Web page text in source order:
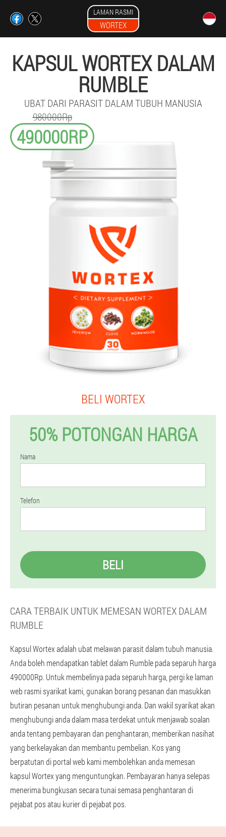
LAMAN RASMI
WORTEX
KAPSUL WORTEX DALAM
RUMBLE
UBAT DARI PARASIT DALAM TUBUH MANUSIA
980000Rp
490000RP
BELI WORTEX
50% POTONGAN HARGA
Nama
Telefon
BELI
CARA TERBAIK UNTUK MEMESAN WORTEX DALAM
RUMBLE
Kapsul Wortex adalah ubat melawan parasit dalam tubuh manusia.
Anda boleh mendapatkan tablet dalam Rumble pada separuh harga
490000Rp. Untuk membelinya pada separuh harga, pergi ke laman
web rasmi syarikat kami, gunakan borang pesanan dan masukkan
butiran pesanan untuk menghubungi anda. Dan wakil syarikat akan
menghubungi anda dalam masa terdekat untuk menjawab soalan
anda tentang pembayaran dan penghantaran, memberikan nasihat
yang berkelayakan dan membantu pembelian. Kos yang
berpatutan di portal web kami membolehkan anda memesan
kapsul Wortex yang menguntungkan. Pembayaran hanya selepas
menerima bungkusan secara tunai semasa penghantaran di
pejabat pos atau kurier di pejabat pos.